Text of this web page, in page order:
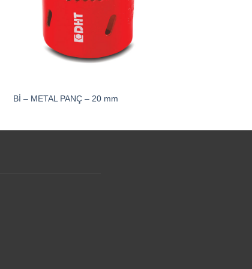
Bİ – METAL PANÇ – 20 mm